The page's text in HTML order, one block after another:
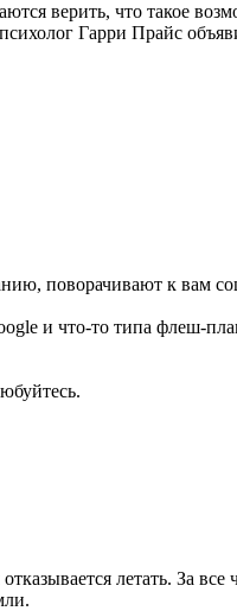
верить, что такое
Гарри Прайс
поворачивают к вам
и что-то типа флеш-
летать. За